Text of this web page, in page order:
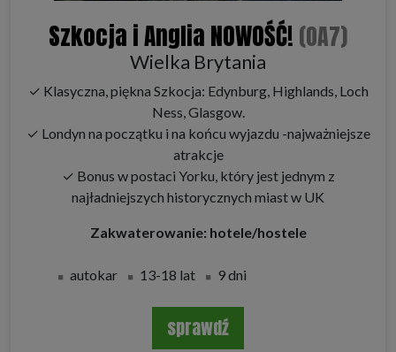
Szkocja i Anglia NOWOŚĆ! (OA7)
Wielka Brytania
✓ Klasyczna, piękna Szkocja: Edynburg, Highlands, Loch
Ness, Glasgow.
✓ Londyn na początku i na końcu wyjazdu -najważniejsze
atrakcje
✓ Bonus w postaci Yorku, który jest jednym z
najładniejszych historycznych miast w UK
Zakwaterowanie: hotele/hostele
autokar 13-18 lat 9 dni
sprawdź